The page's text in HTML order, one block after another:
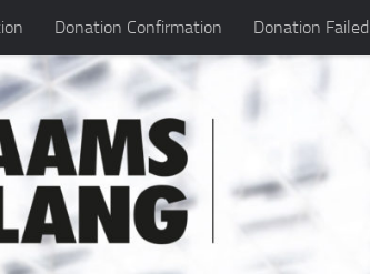
Donation Confirmation Donation Failed